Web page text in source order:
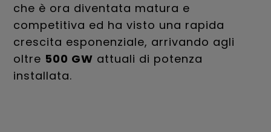
che è ora diventata matura e
competitiva ed ha visto una rapida
crescita esponenziale, arrivando agli
oltre 500 GW attuali di potenza
installata.